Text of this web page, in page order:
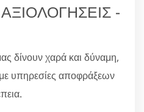
-
δίνουν χαρά και δύναμη,
υπηρεσίες αποφράξεων